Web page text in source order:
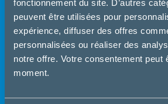
fonctionnement du site. D’autres
peuvent être utilisées pour
expérience, diffuser des offres
personnalisées ou réaliser des
notre offre. Votre consentement peut
moment.
1
Je commande sur la boutique
vétérinaire